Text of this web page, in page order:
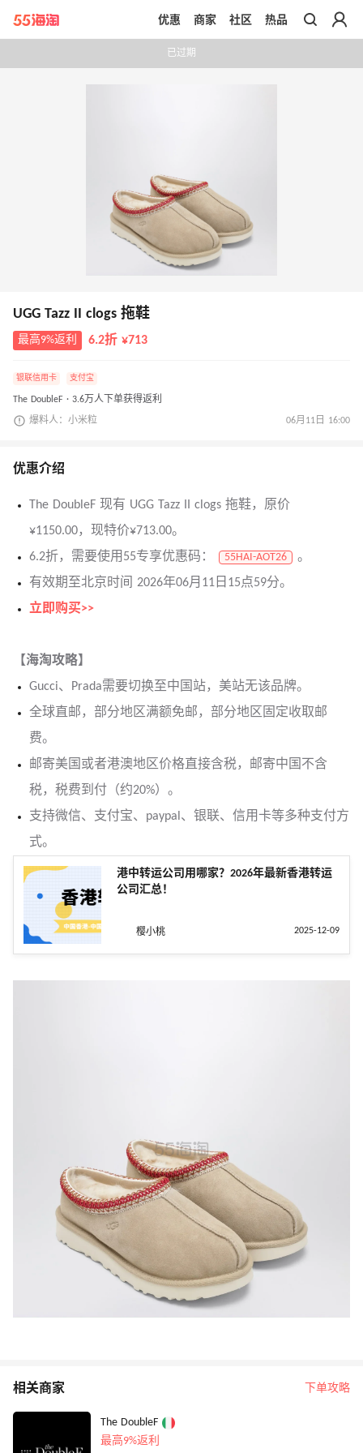
带你去官网买正品
优惠 商家 社区 热品
已过期
UGG Tazz II clogs 拖鞋
最高9%返利 6.2折 ¥713
银联信用卡 支付宝
The DoubleF · 3.6万人下单获得返利
爆料人：小米粒 06月11日 16:00
优惠介绍
The DoubleF 现有 UGG Tazz II clogs 拖鞋，原价
¥1150.00，现特价¥713.00。
6.2折，需要使用55专享优惠码：
55HAI-AOT26
。
有效期至北京时间 2026年06月11日15点59分。
立即购买>>
【海淘攻略】
Gucci、Prada需要切换至中国站，美站无该品牌。
全球直邮，部分地区满额免邮，部分地区固定收取邮
费。
邮寄美国或者港澳地区价格直接含税，邮寄中国不含
税，税费到付（约20%）。
支持微信、支付宝、paypal、银联、信用卡等多种支付方
式。
港中转运公司用哪家？2026年最新香港转运
公司汇总！
樱小桃 2025-12-09
相关商家 下单攻略
The DoubleF
最高9%返利